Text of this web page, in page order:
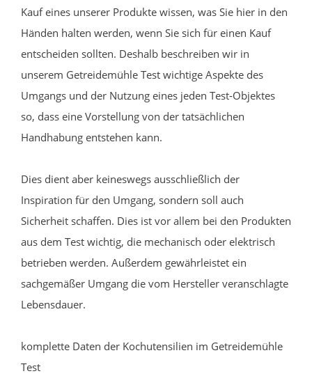
Kauf eines unserer Produkte wissen, was Sie hier in den
Händen halten werden, wenn Sie sich für einen Kauf
entscheiden sollten. Deshalb beschreiben wir in
unserem Getreidemühle Test wichtige Aspekte des
Umgangs und der Nutzung eines jeden Test-Objektes
so, dass eine Vorstellung von der tatsächlichen
Handhabung entstehen kann.
Dies dient aber keineswegs ausschließlich der
Inspiration für den Umgang, sondern soll auch
Sicherheit schaffen. Dies ist vor allem bei den Produkten
aus dem Test wichtig, die mechanisch oder elektrisch
betrieben werden. Außerdem gewährleistet ein
sachgemäßer Umgang die vom Hersteller veranschlagte
Lebensdauer.
komplette Daten der Kochutensilien im Getreidemühle
Test